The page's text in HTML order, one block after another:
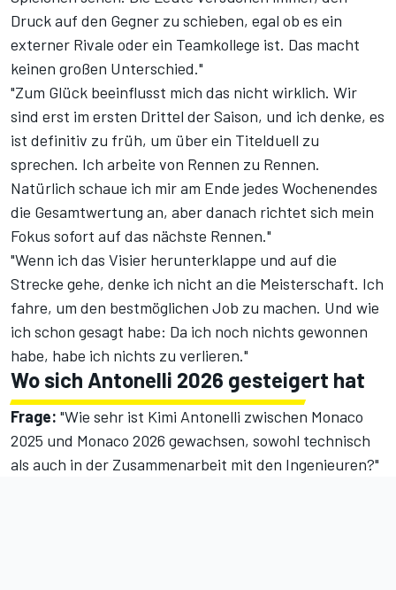
Druck auf den Gegner zu schieben, egal ob es ein
externer Rivale oder ein Teamkollege ist. Das macht
keinen großen Unterschied."
"Zum Glück beeinflusst mich das nicht wirklich. Wir
sind erst im ersten Drittel der Saison, und ich denke, es
ist definitiv zu früh, um über ein Titelduell zu
sprechen. Ich arbeite von Rennen zu Rennen.
Natürlich schaue ich mir am Ende jedes Wochenendes
die Gesamtwertung an, aber danach richtet sich mein
Fokus sofort auf das nächste Rennen."
"Wenn ich das Visier herunterklappe und auf die
Strecke gehe, denke ich nicht an die Meisterschaft. Ich
fahre, um den bestmöglichen Job zu machen. Und wie
ich schon gesagt habe: Da ich noch nichts gewonnen
habe, habe ich nichts zu verlieren."
Wo sich Antonelli 2026 gesteigert hat
Frage: "Wie sehr ist Kimi Antonelli zwischen Monaco
2025 und Monaco 2026 gewachsen, sowohl technisch
als auch in der Zusammenarbeit mit den Ingenieuren?"